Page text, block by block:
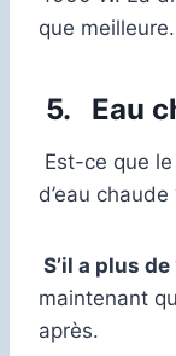
que meilleure.
5. Eau
Est-ce que
d’eau chaude
S’il a plus
maintenant
après.